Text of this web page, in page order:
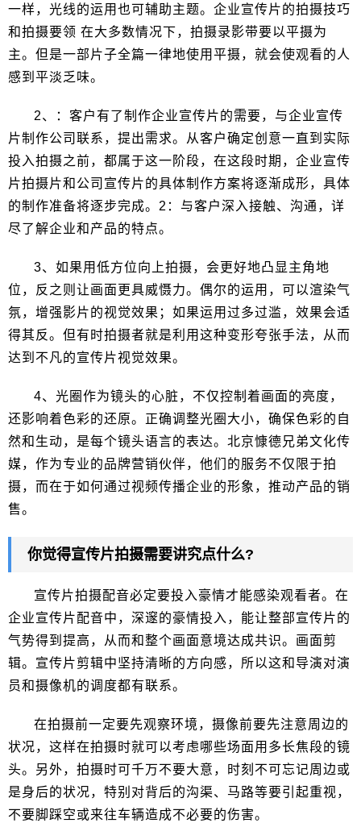
一样，光线的运用也可辅助主题。企业宣传片的拍摄技巧
和拍摄要领 在大多数情况下，拍摄录影带要以平摄为
主。但是一部片子全篇一律地使用平摄，就会使观看的人
感到平淡乏味。
2、：客户有了制作企业宣传片的需要，与企业宣传
片制作公司联系，提出需求。从客户确定创意一直到实际
投入拍摄之前，都属于这一阶段，在这段时期，企业宣传
片拍摄片和公司宣传片的具体制作方案将逐渐成形，具体
的制作准备将逐步完成。2：与客户深入接触、沟通，详
尽了解企业和产品的特点。
3、如果用低方位向上拍摄，会更好地凸显主角地
位，反之则让画面更具威慑力。偶尔的运用，可以渲染气
氛，增强影片的视觉效果；如果运用过多过滥，效果会适
得其反。但有时拍摄者就是利用这种变形夸张手法，从而
达到不凡的宣传片视觉效果。
4、光圈作为镜头的心脏，不仅控制着画面的亮度，
还影响着色彩的还原。正确调整光圈大小，确保色彩的自
然和生动，是每个镜头语言的表达。北京慷德兄弟文化传
媒，作为专业的品牌营销伙伴，他们的服务不仅限于拍
摄，而在于如何通过视频传播企业的形象，推动产品的销
售。
你觉得宣传片拍摄需要讲究点什么?
宣传片拍摄配音必定要投入豪情才能感染观看者。在
企业宣传片配音中，深邃的豪情投入，能让整部宣传片的
气势得到提高，从而和整个画面意境达成共识。画面剪
辑。宣传片剪辑中坚持清晰的方向感，所以这和导演对演
员和摄像机的调度都有联系。
在拍摄前一定要先观察环境，摄像前要先注意周边的
状况，这样在拍摄时就可以考虑哪些场面用多长焦段的镜
头。另外，拍摄时可千万不要大意，时刻不可忘记周边或
是身后的状况，特别对背后的沟渠、马路等要引起重视，
不要脚踩空或来往车辆造成不必要的伤害。